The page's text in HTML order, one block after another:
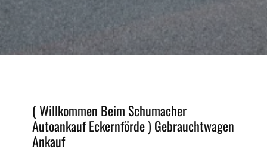
( Willkommen Beim Schumacher
Autoankauf Eckernförde ) Gebrauchtwagen
Ankauf